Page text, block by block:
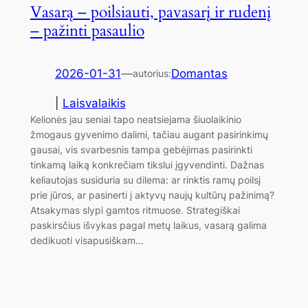
Vasarą – poilsiauti, pavasarį ir rudenį
– pažinti pasaulio
2026-01-31—autorius:Domantas
Laisvalaikis
Kelionės jau seniai tapo neatsiejama šiuolaikinio
žmogaus gyvenimo dalimi, tačiau augant pasirinkimų
gausai, vis svarbesnis tampa gebėjimas pasirinkti
tinkamą laiką konkrečiam tikslui įgyvendinti. Dažnas
keliautojas susiduria su dilema: ar rinktis ramų poilsį
prie jūros, ar pasinerti į aktyvų naujų kultūrų pažinimą?
Atsakymas slypi gamtos ritmuose. Strategiškai
paskirsčius išvykas pagal metų laikus, vasarą galima
dedikuoti visapusiškam…